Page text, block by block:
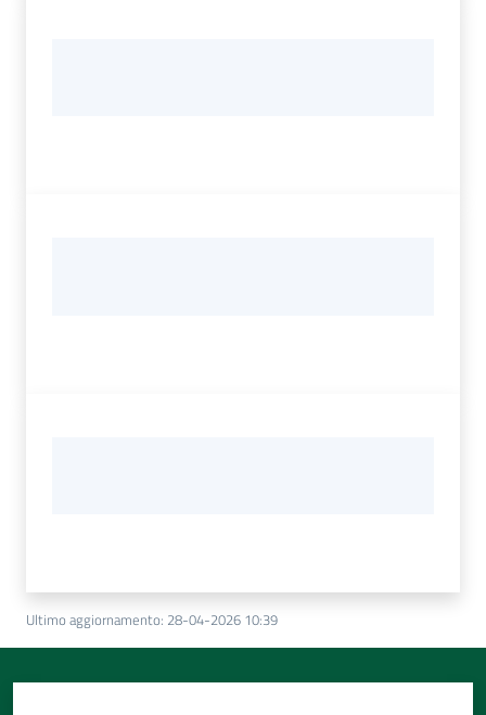
Ultimo aggiornamento: 28-04-2026 10:39